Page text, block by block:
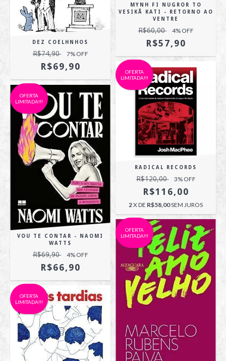
DEZ COELHNHOS
R$74,90 7% OFF
R$69,90
MYNH FI NUGROR TO
VESIKÃ KATI - RETORNO AO
VENTRE
R$60,00 4% OFF
R$57,90
OFERTA
LIMITADA!!!
VOU TE CONTAR - NAOMI
WATTS
R$69,90 4% OFF
R$66,90
OFERTA
LIMITADA!!!
RADICAL RECORDS
R$120,00 3% OFF
R$116,00
2X DE R$58,00SEM JUROS
OFERTA
LIMITADA!!!
OFERTA
LIMITADA!!!